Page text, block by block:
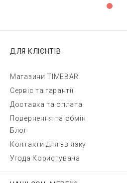
ДЛЯ КЛІЄНТІВ
Магазини TIMEBAR
Сервіс та гарантії
Доставка та оплата
Повернення та обмін
Блог
Контакти для зв'язку
Угода Користувача